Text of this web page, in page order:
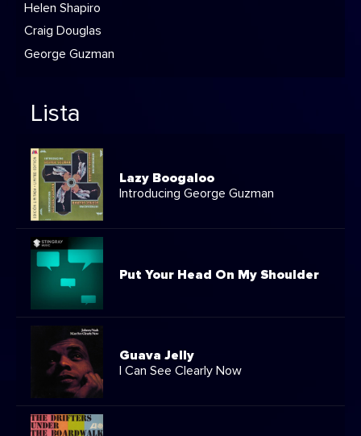
Helen Shapiro
Craig Douglas
George Guzman
Lista
Lazy Boogaloo
Introducing George Guzman
Put Your Head On My Shoulder
Guava Jelly
I Can See Clearly Now